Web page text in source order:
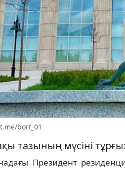
bort_01
тазының мүсіні
Президент